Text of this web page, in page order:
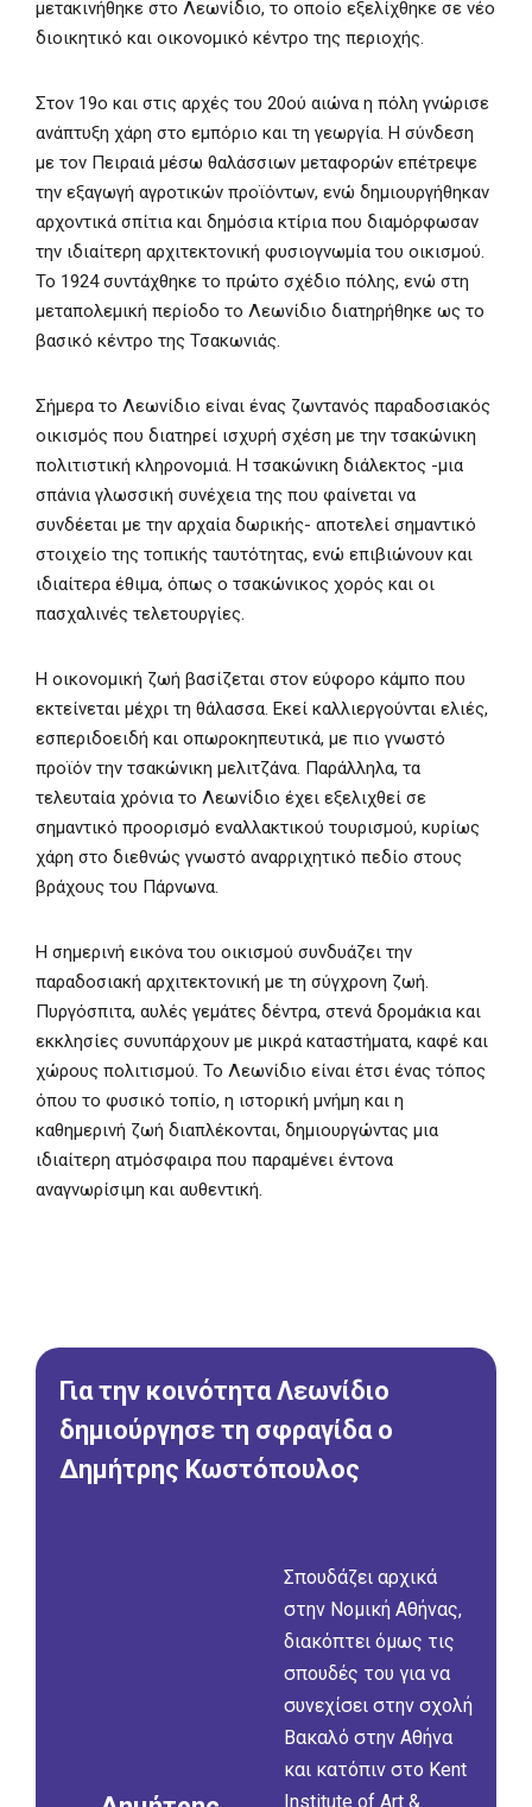
μετακινήθηκε στο Λεωνίδιο, το οποίο εξελίχθηκε σε νέο
διοικητικό και οικονομικό κέντρο της περιοχής.
Στον 19ο και στις αρχές του 20ού αιώνα η πόλη γνώρισε
ανάπτυξη χάρη στο εμπόριο και τη γεωργία. Η σύνδεση
με τον Πειραιά μέσω θαλάσσιων μεταφορών επέτρεψε
την εξαγωγή αγροτικών προϊόντων, ενώ δημιουργήθηκαν
αρχοντικά σπίτια και δημόσια κτίρια που διαμόρφωσαν
την ιδιαίτερη αρχιτεκτονική φυσιογνωμία του οικισμού.
Το 1924 συντάχθηκε το πρώτο σχέδιο πόλης, ενώ στη
μεταπολεμική περίοδο το Λεωνίδιο διατηρήθηκε ως το
βασικό κέντρο της Τσακωνιάς.
Σήμερα το Λεωνίδιο είναι ένας ζωντανός παραδοσιακός
οικισμός που διατηρεί ισχυρή σχέση με την τσακώνικη
πολιτιστική κληρονομιά. Η τσακώνικη διάλεκτος -μια
σπάνια γλωσσική συνέχεια της που φαίνεται να
συνδέεται με την αρχαία δωρικής- αποτελεί σημαντικό
στοιχείο της τοπικής ταυτότητας, ενώ επιβιώνουν και
ιδιαίτερα έθιμα, όπως ο τσακώνικος χορός και οι
πασχαλινές τελετουργίες.
Η οικονομική ζωή βασίζεται στον εύφορο κάμπο που
εκτείνεται μέχρι τη θάλασσα. Εκεί καλλιεργούνται ελιές,
εσπεριδοειδή και οπωροκηπευτικά, με πιο γνωστό
προϊόν την τσακώνικη μελιτζάνα. Παράλληλα, τα
τελευταία χρόνια το Λεωνίδιο έχει εξελιχθεί σε
σημαντικό προορισμό εναλλακτικού τουρισμού, κυρίως
χάρη στο διεθνώς γνωστό αναρριχητικό πεδίο στους
βράχους του Πάρνωνα.
Η σημερινή εικόνα του οικισμού συνδυάζει την
παραδοσιακή αρχιτεκτονική με τη σύγχρονη ζωή.
Πυργόσπιτα, αυλές γεμάτες δέντρα, στενά δρομάκια και
εκκλησίες συνυπάρχουν με μικρά καταστήματα, καφέ και
χώρους πολιτισμού. Το Λεωνίδιο είναι έτσι ένας τόπος
όπου το φυσικό τοπίο, η ιστορική μνήμη και η
καθημερινή ζωή διαπλέκονται, δημιουργώντας μια
ιδιαίτερη ατμόσφαιρα που παραμένει έντονα
αναγνωρίσιμη και αυθεντική.
Για την κοινότητα Λεωνίδιο
δημιούργησε τη σφραγίδα ο
Δημήτρης Κωστόπουλος
Σπουδάζει αρχικά
στην Νομική Αθήνας,
διακόπτει όμως τις
σπουδές του για να
συνεχίσει στην σχολή
Βακαλό στην Αθήνα
και κατόπιν στο Kent
Institute of Art &